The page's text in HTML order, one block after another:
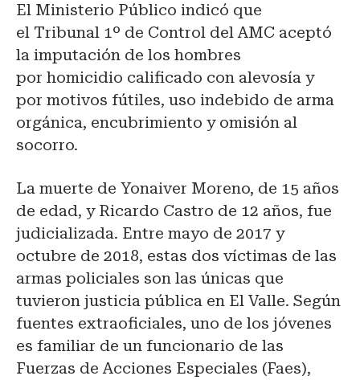
El Ministerio Público indicó que
el Tribunal 1º de Control del AMC aceptó
la imputación de los hombres
por homicidio calificado con alevosía y
por motivos fútiles, uso indebido de arma
orgánica, encubrimiento y omisión al
socorro.
La muerte de Yonaiver Moreno, de 15 años
de edad, y Ricardo Castro de 12 años, fue
judicializada. Entre mayo de 2017 y
octubre de 2018, estas dos víctimas de las
armas policiales son las únicas que
tuvieron justicia pública en El Valle. Según
fuentes extraoficiales, uno de los jóvenes
es familiar de un funcionario de las
Fuerzas de Acciones Especiales (Faes),